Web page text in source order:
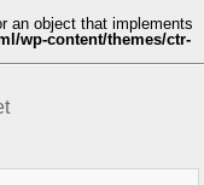
an object that implements
wp-content/themes/ctr-